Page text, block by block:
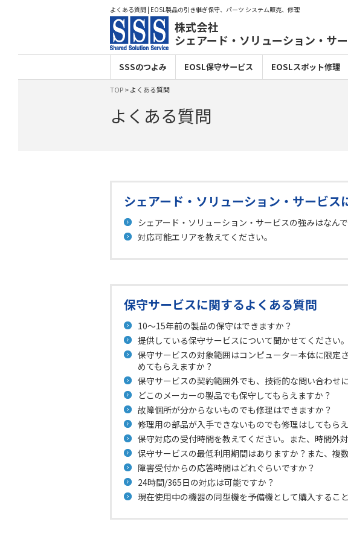
よくある質問 | EOSL製品の引き継ぎ保守、パーツ システム販売、修理
株式会社
シェアード・ソリューション・サ
SSSのつよみ EOSL保守サービス EOSLスポット修理
TOP> よくある質問
よくある質問
シェアード・ソリューション・サービス
シェアード・ソリューション・サービスの強みはなん
対応可能エリアを教えてください。
保守サービスに関するよくある質問
10～15年前の製品の保守はできますか？
提供している保守サービスについて聞かせてください。
保守サービスの対象範囲はコンピューター本体に限定
めてもらえますか？
保守サービスの契約範囲外でも、技術的な問い合わせ
どこのメーカーの製品でも保守してもらえますか？
故障個所が分からないものでも修理はできますか？
修理用の部品が入手できないものでも修理はしてもら
保守対応の受付時間を教えてください。また、時間外
保守サービスの最低利用期間はありますか？また、複
障害受付からの応答時間はどれぐらいですか？
24時間/365日の対応は可能ですか？
現在使用中の機器の同型機を予備機として購入するこ